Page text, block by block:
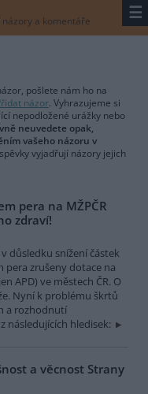
názory a komentáře ☰
pošlete nám ho na
názor. Vyhrazujeme si
nepodložené urážky nebo
neuvedete opak,
vašeho názoru v
vyjadřují názory jejich
pera na MŽPČR
zdraví!
důsledku snížení částek
pera zrušeny dotace na
APD) ve městech ČR. O
Nyní k problému škrtů
a rozhodnutí
následujících hledisek:
a věcnost Strany